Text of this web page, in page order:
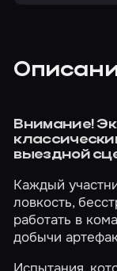
Внимание!
выездной
Каждый
ловкость,
работать в
добычи